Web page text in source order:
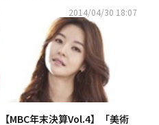
後CJへの移籍が有力2014/04/30 18:07
【MBC年末決算Vol.4】「美術